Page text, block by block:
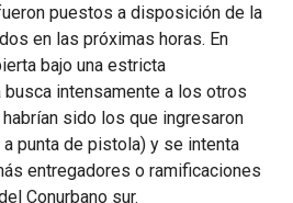
puestos a disposición de la
en las próximas horas. En
bajo una estricta
intensamente a los otros
sido los que ingresaron
punta de pistola) y se intenta
entregadores o ramificaciones
Conurbano sur.